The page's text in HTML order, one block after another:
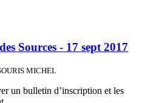
Sources - 17 sept 2017
MICHEL
un bulletin d’inscription et les